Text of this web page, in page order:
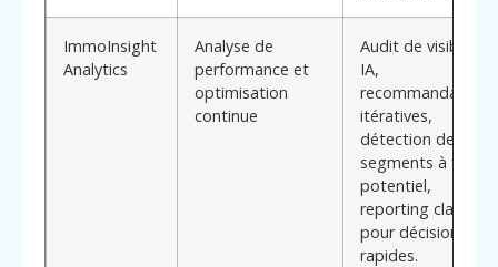
ImmoInsight
Analytics
Analyse de
performance et
optimisation
continue
Audit de visibilité
IA,
recommandations
itératives,
détection de
segments à fort
potentiel,
reporting clair
pour décisions
rapides.